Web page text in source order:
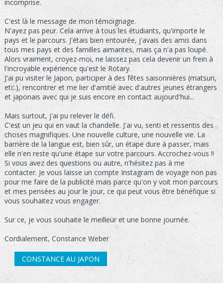
incomprise.
C'est là le message de mon témoignage.
N'ayez pas peur. Cela arrive à tous les étudiants, qu'importe le
pays et le parcours. J'étais bien entourée, j'avais des amis dans
tous mes pays et des familles aimantes, mais ça n'a pas loupé.
Alors vraiment, croyez-moi, ne laissez pas cela devenir un frein à
l'incroyable expérience qu'est le Rotary.
J'ai pu visiter le Japon, participer à des fêtes saisonnières (matsuri,
etc.), rencontrer et me lier d'amitié avec d'autres jeunes étrangers
et japonais avec qui je suis encore en contact aujourd'hui...
Mais surtout, j'ai pu relever le défi.
C'est un jeu qui en vaut la chandelle. J'ai vu, senti et ressentis des
choses magnifiques. Une nouvelle culture, une nouvelle vie. La
barrière de la langue est, bien sûr, un étape dure à passer, mais
elle n'en reste qu'une étape sur votre parcours. Accrochez-vous !!
Si vous avez des questions ou autre, n'hésitez pas à me
contacter. Je vous laisse un compte Instagram de voyage non pas
pour me faire de la publicité mais parce qu'on y voit mon parcours
et mes pensées au jour le jour, ce qui peut vous être bénéfique si
vous souhaitez vous engager.
Sur ce, je vous souhaite le meilleur et une bonne journée.
Cordialement, Constance Weber
CONSTANCE AU JAPON